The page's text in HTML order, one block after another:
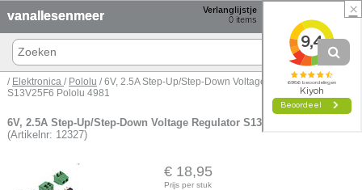
Verlanglijstje
0 items
Winkelmand
0 items € 0,00
vanallesenmeer
/ Elektronica / Pololu / 6V, 2.5A Step-Up/Step-Down Voltage Regulator
S13V25F6 Pololu 4981
6V, 2.5A Step-Up/Step-Down Voltage Regulator S13V25F6 Pololu 4981
(Artikelnr: 12327)
€ 18,95
Prijs per stuk
×